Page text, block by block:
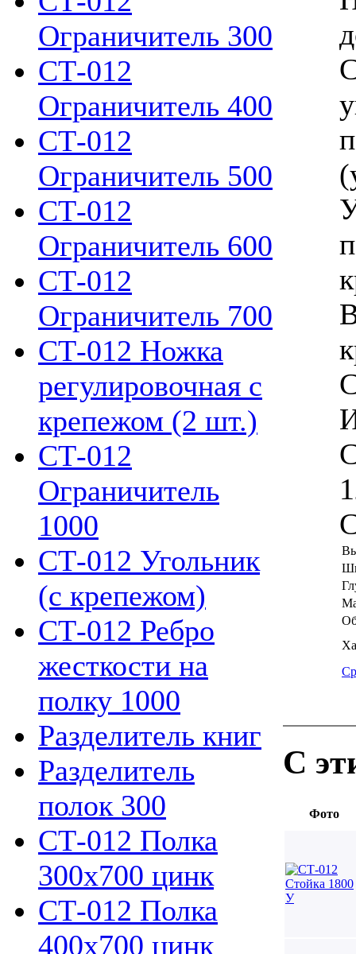
Ограничитель 300
СТ-012
Ограничитель 400
СТ-012
Ограничитель 500
СТ-012
Ограничитель 600
СТ-012
Ограничитель 700
СТ-012 Ножка
регулировочная с
крепежом (2 шт.)
СТ-012
Ограничитель
1000
СТ-012 Угольник
(с крепежом)
СТ-012 Ребро
жесткости на
полку 1000
Разделитель книг
Разделитель
полок 300
СТ-012 Полка
300х700 цинк
СТ-012 Полка
400х700 цинк
С
Фото